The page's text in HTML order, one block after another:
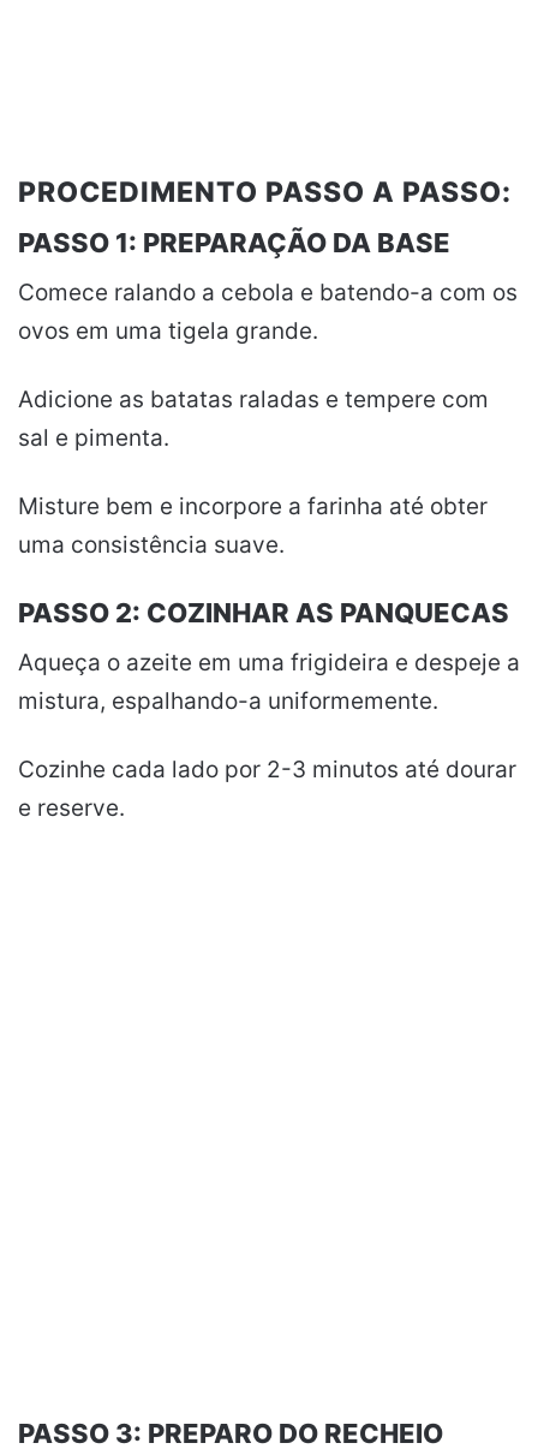
PROCEDIMENTO PASSO A PASSO:
PASSO 1: PREPARAÇÃO DA BASE
Comece ralando a cebola e batendo-a com os
ovos em uma tigela grande.
Adicione as batatas raladas e tempere com
sal e pimenta.
Misture bem e incorpore a farinha até obter
uma consistência suave.
PASSO 2: COZINHAR AS PANQUECAS
Aqueça o azeite em uma frigideira e despeje a
mistura, espalhando-a uniformemente.
Cozinhe cada lado por 2-3 minutos até dourar
e reserve.
PASSO 3: PREPARO DO RECHEIO